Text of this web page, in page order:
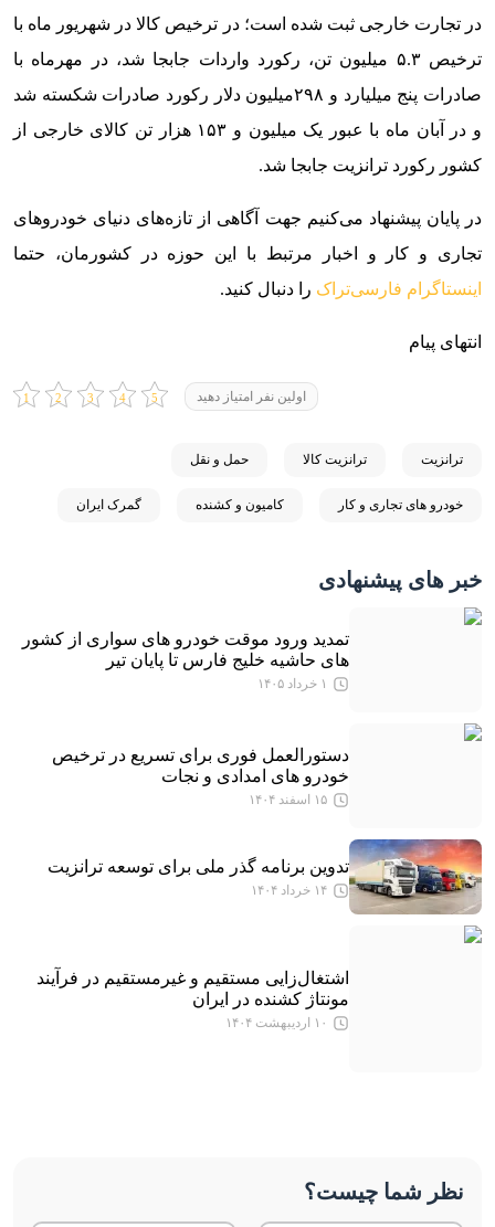
در تجارت خارجی ثبت شده است؛ در ترخیص کالا در شهریور ماه با
ترخیص ۵.۳ میلیون تن، رکورد واردات جابجا شد، در مهرماه با
صادرات پنج میلیارد و ۲۹۸میلیون دلار رکورد صادرات شکسته شد
و در آبان ماه با عبور یک میلیون و ۱۵۳ هزار تن کالای خارجی از
کشور رکورد ترانزیت جابجا شد.
در پایان پیشنهاد می‌کنیم جهت آگاهی از تازه‌‌‌های دنیای خودرو‌‌‌های
تجاری و کار و اخبار مرتبط با این حوزه در کشورمان، حتما
اینستاگرام فارسی‌تراک را دنبال کنید.
انتهای پیام
اولین نفر امتیاز دهید
ترانزیت ترانزیت کالا حمل و نقل
خودرو های تجاری و کار کامیون و کشنده گمرک ایران
خبر های پیشنهادی
تمدید ورود موقت خودرو های سواری از کشور
های حاشیه خلیج فارس تا پایان تیر
۱ خرداد ۱۴۰۵
دستورالعمل فوری برای تسریع در ترخیص
خودرو های امدادی و نجات
۱۵ اسفند ۱۴۰۴
تدوین برنامه گذر ملی برای توسعه ترانزیت
۱۴ خرداد ۱۴۰۴
اشتغال‌زایی مستقیم و غیرمستقیم در فرآیند
مونتاژ کشنده در ایران
۱۰ اردیبهشت ۱۴۰۴
نظر شما چیست؟